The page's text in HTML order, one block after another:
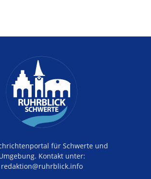
für Schwerte und
Kontakt unter:
redaktion@ruhrblick.info